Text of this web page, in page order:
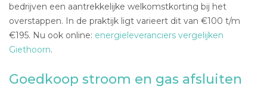
bedrijven een aantrekkelijke welkomstkorting bij het
overstappen. In de praktijk ligt varieert dit van €100 t/m
€195. Nu ook online: energieleveranciers vergelijken
Giethoorn.
Goedkoop stroom en gas afsluiten